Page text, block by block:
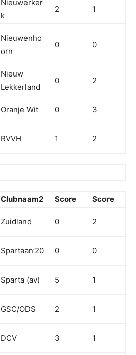
Nieuwerker
k
2 1
Nieuwenho
orn
0 0
Nieuw
Lekkerland
0 2
Oranje Wit 0 3
RVVH 1 2
Clubnaam2 Score
Score
Zuidland 0 2
Spartaan’20 0 0
Sparta (av) 5 1
GSC/ODS 2 1
DCV 3 1